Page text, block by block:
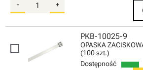
- +
PKB-10025-9
OPASKA
(100 szt.)
Dostępność